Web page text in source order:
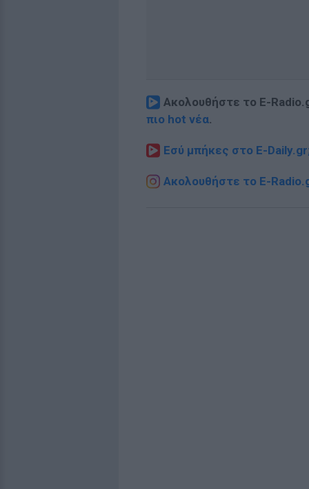
Ακολουθήστε το E-
πιο hot νέα.
Εσύ μπήκες στο E-
Ακολουθήστε το E-